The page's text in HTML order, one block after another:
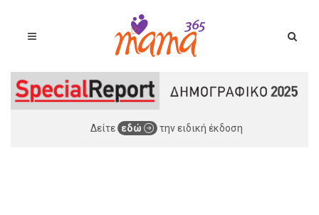
Δείτε εδώ την ειδική έκδοση